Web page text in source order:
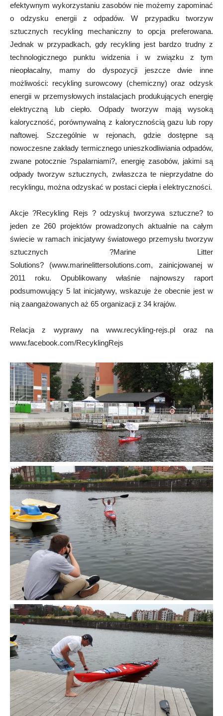
efektywnym wykorzystaniu zasobów nie możemy zapominać
o odzysku energii z odpadów. W przypadku tworzyw
sztucznych recykling mechaniczny to opcja preferowana.
Jednak w przypadkach, gdy recykling jest bardzo trudny z
technologicznego punktu widzenia i w związku z tym
nieopłacalny, mamy do dyspozycji jeszcze dwie inne
możliwości: recykling surowcowy (chemiczny) oraz odzysk
energii w przemysłowych instalacjach produkujących energię
elektryczną lub ciepło. Odpady tworzyw mają wysoką
kaloryczność, porównywalną z kalorycznością gazu lub ropy
naftowej. Szczególnie w rejonach, gdzie dostępne są
nowoczesne zakłady termicznego unieszkodliwiania odpadów,
zwane potocznie ?spalarniami?, energię zasobów, jakimi są
odpady tworzyw sztucznych, zwłaszcza te nieprzydatne do
recyklingu, można odzyskać w postaci ciepła i elektryczności.
Akcje ?Recykling Rejs ? odzyskuj tworzywa sztuczne? to
jeden ze 260 projektów prowadzonych aktualnie na całym
świecie w ramach inicjatywy światowego przemysłu tworzyw
sztucznych ?Marine Litter
Solutions? (www.marinelittersolutions.com, zainicjowanej w
2011 roku. Opublikowany właśnie najnowszy raport
podsumowujący 5 lat inicjatywy, wskazuje że obecnie jest w
nią zaangażowanych aż 65 organizacji z 34 krajów.
Relacja z wyprawy na www.recykling-rejs.pl oraz na
www.facebook.com/RecyklingRejs